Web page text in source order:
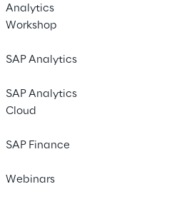
Analytics
Workshop
SAP Analytics
SAP Analytics
Cloud
SAP Finance
Webinars
uns